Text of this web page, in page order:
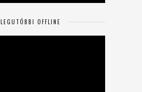
LEGUTÓBBI OFFLINE